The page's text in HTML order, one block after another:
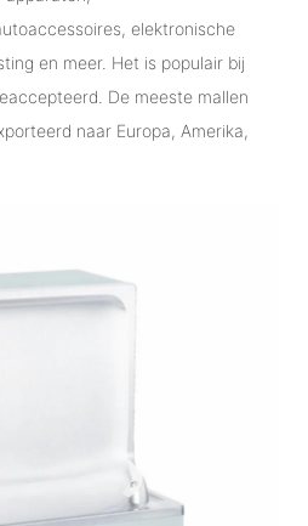
elektronische
en meer. Het is populair bij
De meeste mallen
naar Europa, Amerika,